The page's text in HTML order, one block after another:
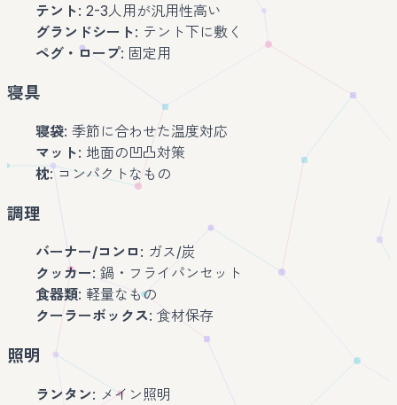
テント: 2-3人用が汎用性高い
グランドシート: テント下に敷く
ペグ・ロープ: 固定用
寝具
寝袋: 季節に合わせた温度対応
マット: 地面の凹凸対策
枕: コンパクトなもの
調理
バーナー/コンロ : ガス/炭
クッカー: 鍋・フライパンセット
食器類: 軽量なもの
クーラーボックス: 食材保存
照明
ランタン: メイン照明